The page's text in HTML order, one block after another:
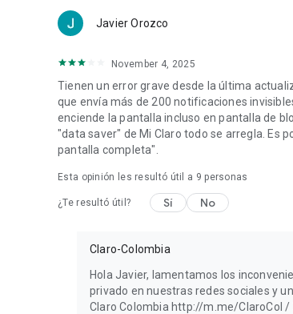
Javier Orozco
November 4, 2025
Tienen un error grave desde la última
que envía más de 200 notificaciones
enciende la pantalla incluso en pantalla de
"data saver" de Mi Claro todo se arregla. Es
pantalla completa".
Esta opinión les resultó útil a 9 personas
¿Te resultó útil? Sí No
Claro-Colombia
Hola Javier, lamentamos los
privado en nuestras redes sociales y
Claro Colombia http://m.me/ClaroCol /